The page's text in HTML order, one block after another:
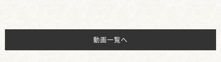
動画一覧へ